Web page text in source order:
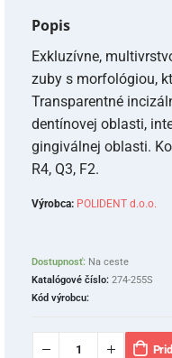
Popis
Exkluzívne,
zuby s morfológiou,
Transparentné
dentínovej oblasti,
gingiválnej oblasti.
R4, Q3, F2.
Výrobca: POLIDENT d.o.o.
Dostupnosť: Na ceste
Katalógové číslo: 274-255S
Kód výrobcu: